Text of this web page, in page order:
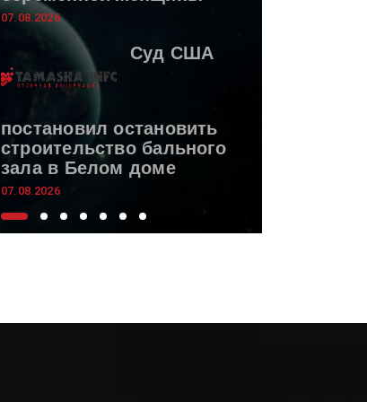
07.08.2026
Суд США
постановил остановить
строительство бального
зала в Белом доме
07.08.2026
Берлине заявило о